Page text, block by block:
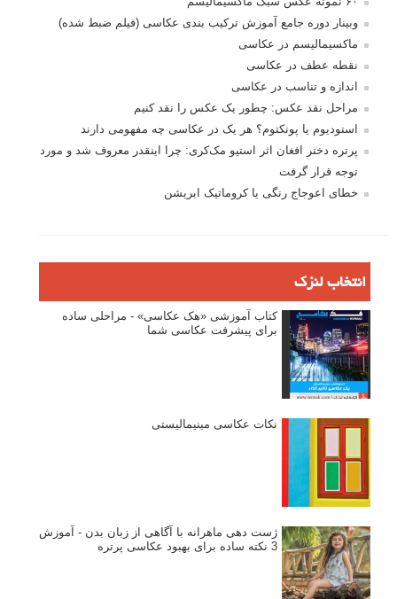
وبینار دوره جامع آموزش ترکیب بندی عکاسی (فیلم ضبط شده)
ماکسیمالیسم در عکاسی
نقطه عطف در عکاسی
اندازه و تناسب در عکاسی
مراحل نقد عکس: چطور یک عکس را نقد کنیم
استودیوم یا پونکتوم؟ هر یک در عکاسی چه مفهومی دارند
پرتره دختر افغان اثر استیو مک‌کری: چرا اینقدر معروف شد و مورد
توجه قرار گرفت
خطای اعوجاج رنگی یا کروماتیک ابریشن
انتخاب لنزک
کتاب آموزشی «هک عکاسی» - مراحلی ساده
برای پیشرفت عکاسی شما
نکات عکاسی مینیمالیستی
ژست دهی ماهرانه با آگاهی از زبان بدن - آموزش
3 نکته ساده برای بهبود عکاسی پرتره